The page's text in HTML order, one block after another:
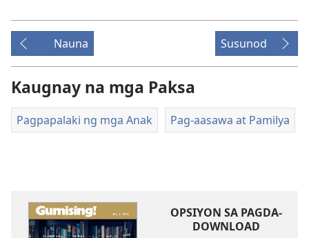
Nauna Susunod
Kaugnay na mga Paksa
Pagpapalaki ng mga Anak Pag-aasawa at Pamilya
OPSIYON SA PAGDA-
DOWNLOAD